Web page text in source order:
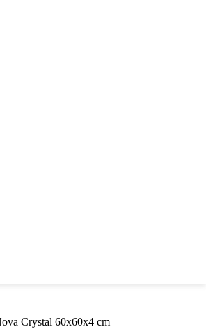
Crystal 60x60x4 cm